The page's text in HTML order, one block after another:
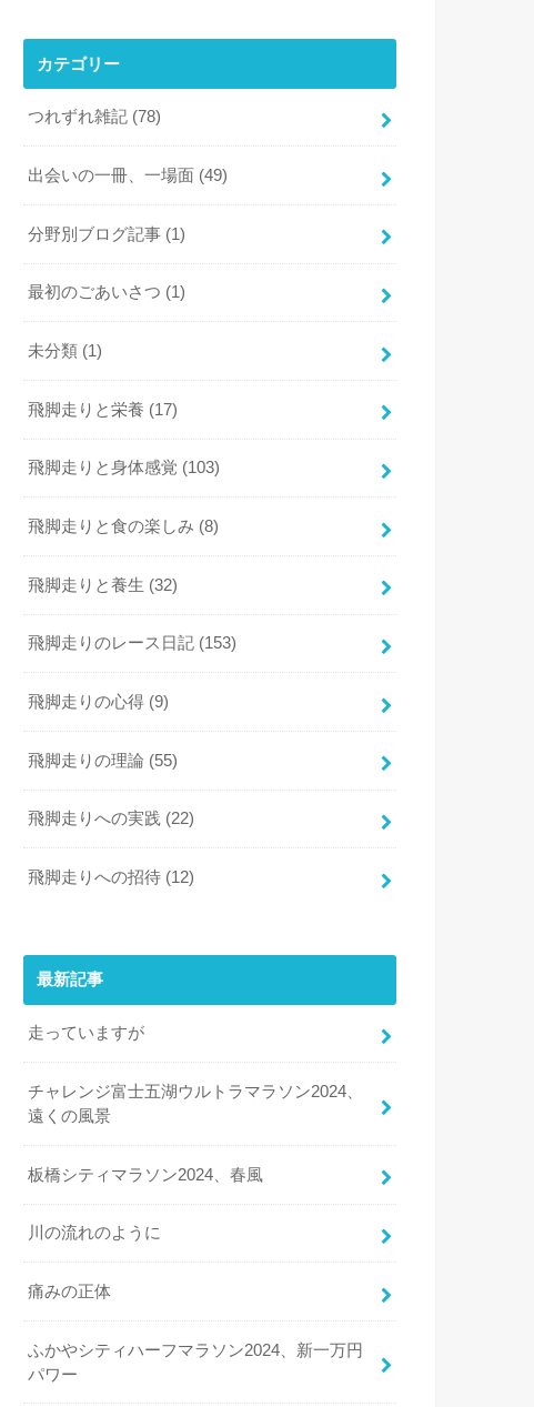
カテゴリー
つれずれ雑記 (78)
出会いの一冊、一場面 (49)
分野別ブログ記事 (1)
最初のごあいさつ (1)
未分類 (1)
飛脚走りと栄養 (17)
飛脚走りと身体感覚 (103)
飛脚走りと食の楽しみ (8)
飛脚走りと養生 (32)
飛脚走りのレース日記 (153)
飛脚走りの心得 (9)
飛脚走りの理論 (55)
飛脚走りへの実践 (22)
飛脚走りへの招待 (12)
最新記事
走っていますが
チャレンジ富士五湖ウルトラマラソン2024、
遠くの風景
板橋シティマラソン2024、春風
川の流れのように
痛みの正体
ふかやシティハーフマラソン2024、新一万円
パワー